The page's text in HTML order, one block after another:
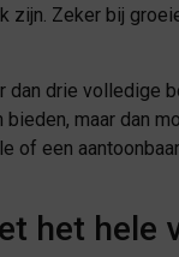
Zeker bij
drie volledige
maar dan
of een
het hele